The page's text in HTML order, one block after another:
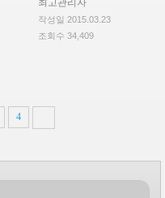
최고관리자
작성일 2015.03.23
조회수 34,409
4